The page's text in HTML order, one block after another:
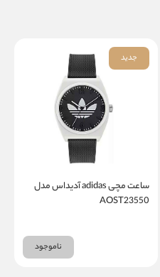
جدید
ساعت مچی adidas آدیداس مدل
AOST23550
ناموجود